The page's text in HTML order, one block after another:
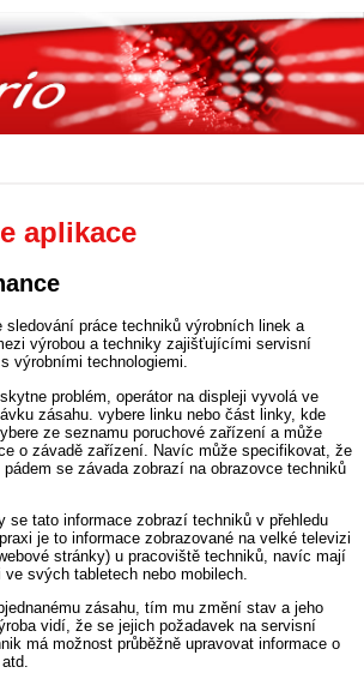
aplikace
sledování práce techniků výrobních linek a
výrobou a techniky zajišťujícími servisní
výrobními technologiemi.
problém, operátor na displeji vyvolá ve
zásahu. vybere linku nebo část linky, kde
ze seznamu poruchové zařízení a může
o závadě zařízení. Navíc může specifikovat, že
se závada zobrazí na obrazovce techniků
se tato informace zobrazí techniků v přehledu
je to informace zobrazované na velké televizi
stránky) u pracoviště techniků, navíc mají
svých tabletech nebo mobilech.
zásahu, tím mu změní stav a jeho
vidí, že se jejich požadavek na servisní
má možnost průběžně upravovat informace o